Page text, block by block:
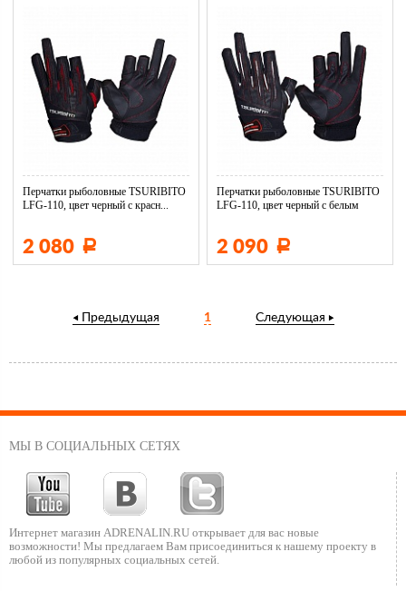
Перчатки рыболовные TSURIBITO
LFG-110, цвет черный с красн...
2 080 Р
Перчатки рыболовные TSURIBITO
LFG-110, цвет черный с белым
2 090 Р
Предыдущая 1 Следующая
МЫ В СОЦИАЛЬНЫХ СЕТЯХ
Интернет магазин ADRENALIN.RU открывает для вас новые
возможности! Мы предлагаем Вам присоединиться к нашему проекту в
любой из популярных социальных сетей.